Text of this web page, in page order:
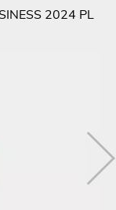
2024 PL